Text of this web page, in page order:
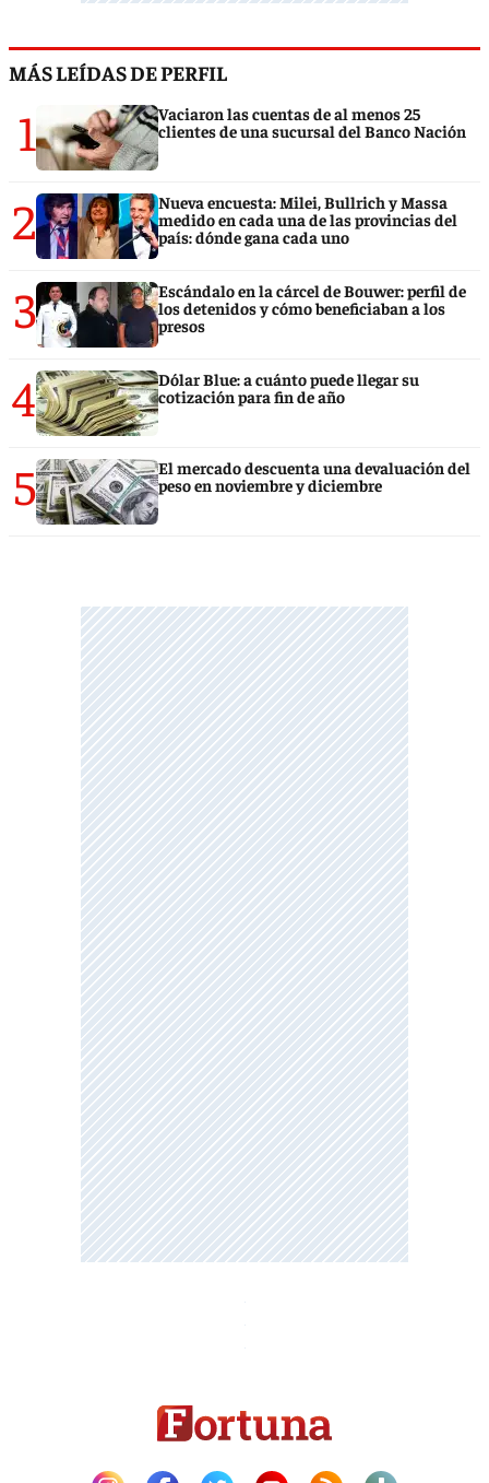
MÁS LEÍDAS DE PERFIL
1
Vaciaron las cuentas de al menos 25
clientes de una sucursal del Banco Nación
2
Nueva encuesta: Milei, Bullrich y Massa
medido en cada una de las provincias del
país: dónde gana cada uno
3
Escándalo en la cárcel de Bouwer: perfil de
los detenidos y cómo beneficiaban a los
presos
4
Dólar Blue: a cuánto puede llegar su
cotización para fin de año
5
El mercado descuenta una devaluación del
peso en noviembre y diciembre